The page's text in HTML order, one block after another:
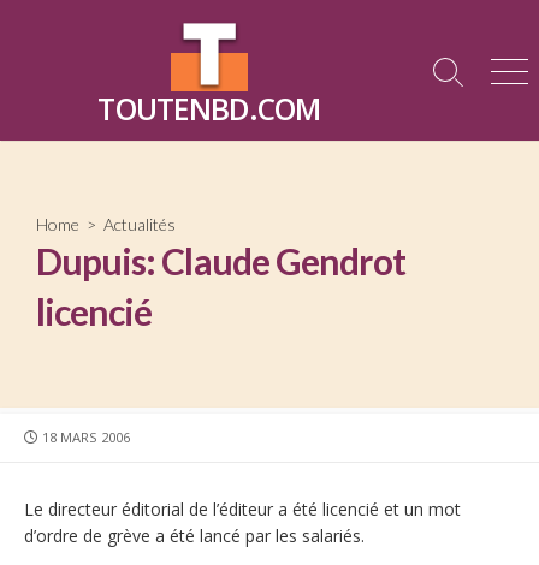
TOUTENBD.COM
Search
Home > Actualités
Dupuis: Claude Gendrot
licencié
PUBLISHED
18 MARS 2006
Le directeur éditorial de l’éditeur a été licencié et un mot
d’ordre de grève a été lancé par les salariés.